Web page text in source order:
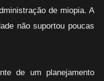
de miopia. A
não suportou poucas
de um planejamento